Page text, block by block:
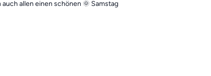
allen einen schönen 🌞 Samstag